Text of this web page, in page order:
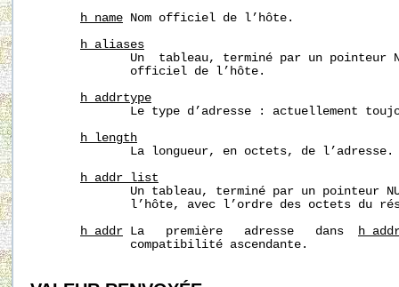
h_name Nom officiel de l’hôte.
h_aliases
Un  tableau, terminé par un pointeur
              officiel de l’hôte.
h_addrtype
Le type d’adresse : actuellement
h_length
              La longueur, en octets, de l’adresse.
h_addr_list
Un tableau, terminé par un pointeur
l’hôte, avec l’ordre des octets du
h_addr La   première   adresse   dans
              compatibilité ascendante.